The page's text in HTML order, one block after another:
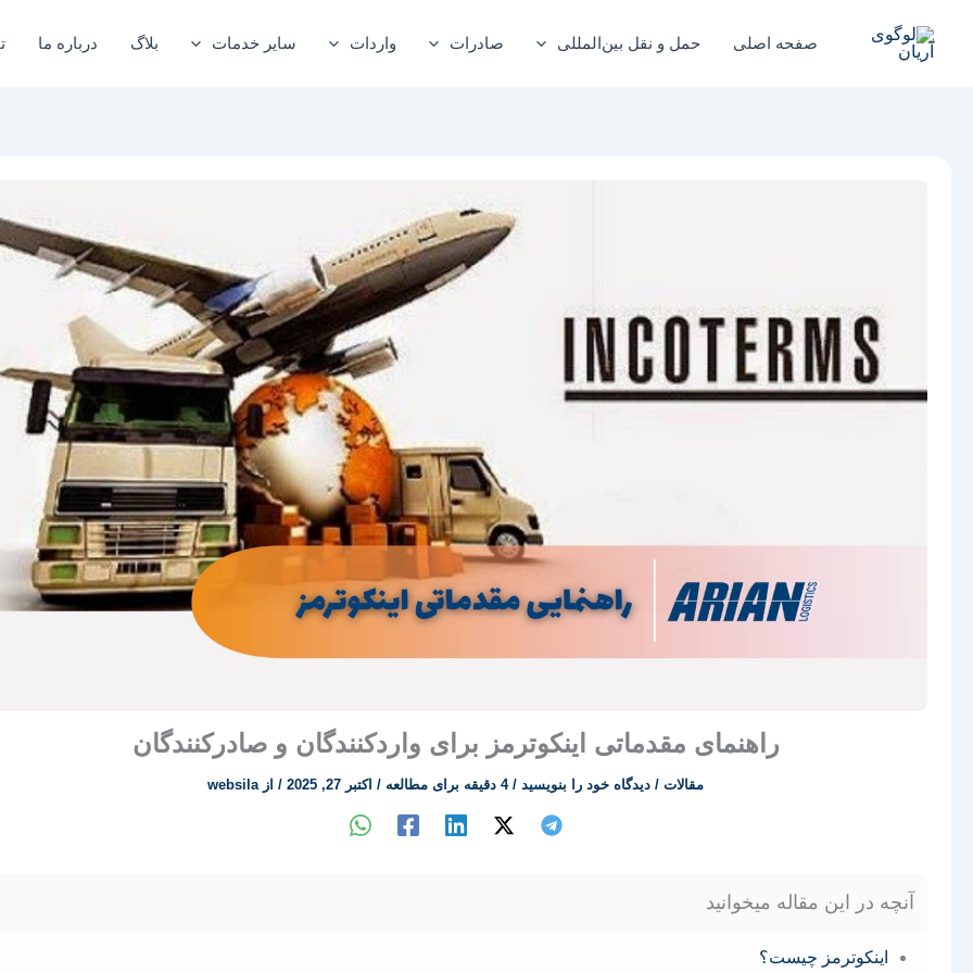
صفحه اصلی حمل و نقل بین‌المللی صادرات واردات سایر خدمات بلاگ درباره ما
راهنمای مقدماتی اینکوترمز برای واردکنندگان و صادرکنندگان
مقالات/ دیدگاه‌ خود را بنویسید /4 دقیقه برای مطالعه / اکتبر 27, 2025 / از websila
آنچه در این مقاله میخوانید
اینکوترمز چیست؟